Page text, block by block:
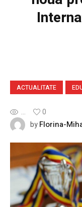
ACTUALITATE
...
0
byFlorina-